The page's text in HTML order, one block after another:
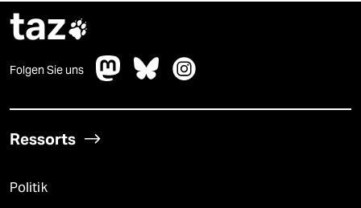
taz
Folgen Sie uns
Ressorts
Politik